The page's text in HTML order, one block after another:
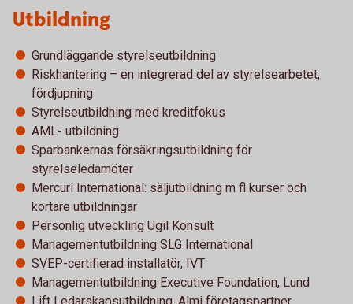
Utbildning
Grundläggande styrelseutbildning
Riskhantering – en integrerad del av styrelsearbetet,
fördjupning
Styrelseutbildning med kreditfokus
AML- utbildning
Sparbankernas försäkringsutbildning för
styrelseledamöter
Mercuri International: säljutbildning m fl kurser och
kortare utbildningar
Personlig utveckling Ugil Konsult
Managementutbildning SLG International
SVEP-certifierad installatör, IVT
Managementutbildning Executive Foundation, Lund